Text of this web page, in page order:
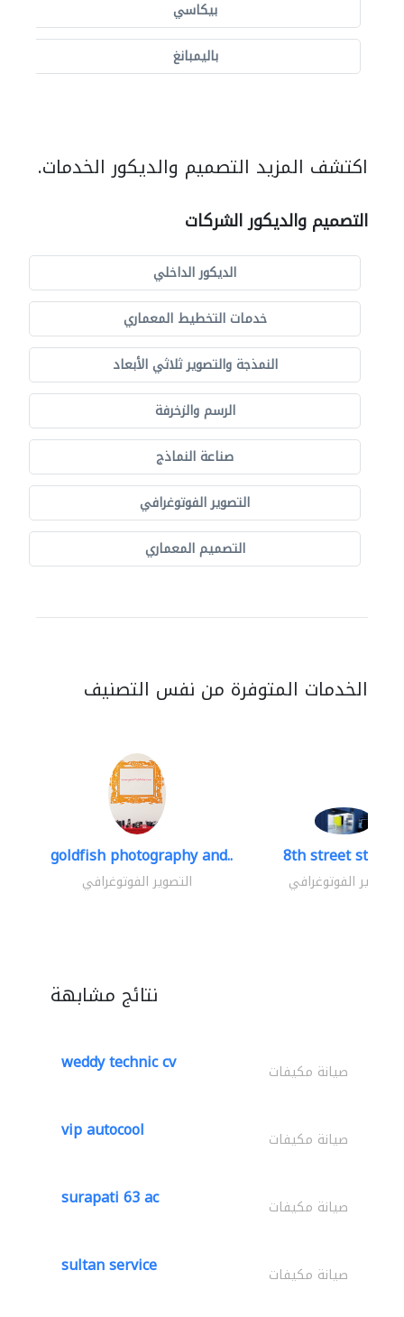
بيكاسي
باليمبانغ
اكتشف المزيد التصميم والديكور الخدمات.
التصميم والديكور الشركات
الديكور الداخلي
خدمات التخطيط المعماري
النمذجة والتصوير ثلاثي الأبعاد
الرسم والزخرفة
صناعة النماذج
التصوير الفوتوغرافي
التصميم المعماري
الخدمات المتوفرة من نفس التصنيف
goldfish photography and..
التصوير الفوتوغرافي
8th street studios
التصوير الفوتوغرافي
نتائج مشابهة
weddy technic cv صيانة مكيفات
vip autocool صيانة مكيفات
surapati 63 ac صيانة مكيفات
sultan service صيانة مكيفات